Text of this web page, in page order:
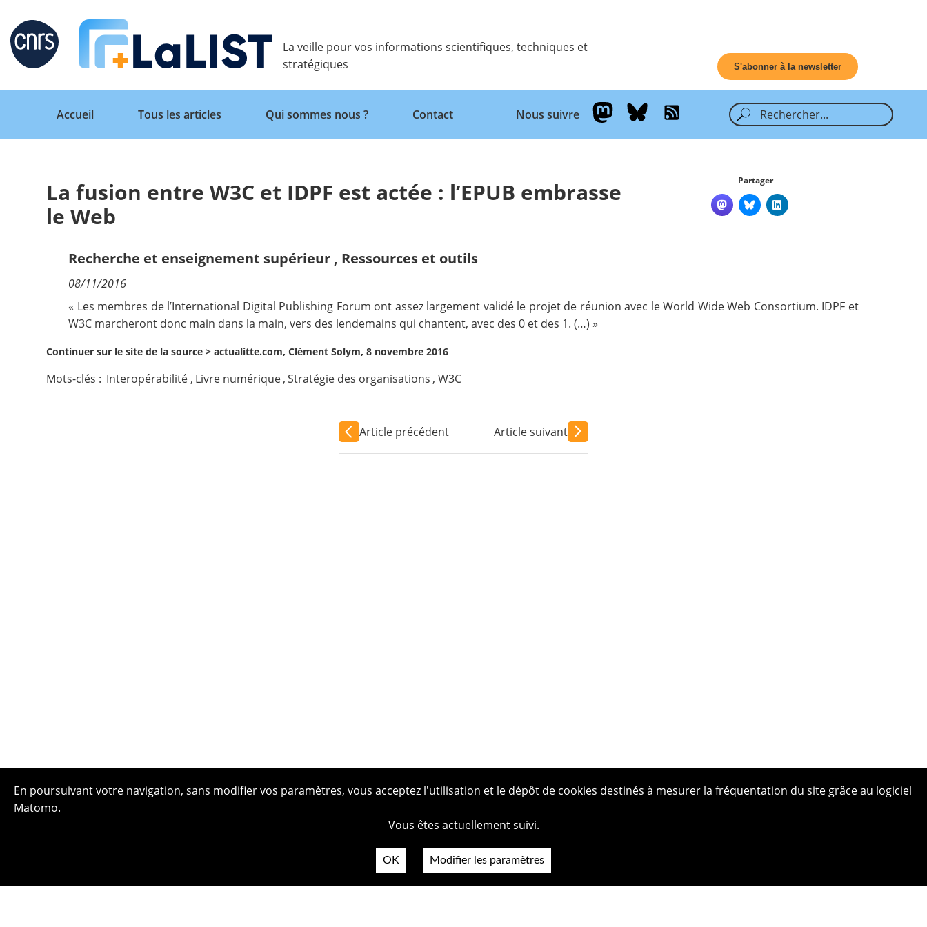
Retour
Accueil
Qui sommes nous ?
Nous suivre
La veille pour vos informations scientifiques, techniques et
stratégiques
S'abonner à la newsletter
Retour
Accueil
Tous les articles Qui sommes nous ? Contact Nous suivre
La fusion entre W3C et IDPF est actée : l’EPUB embrasse
le Web
Partager
Recherche et enseignement supérieur , Ressources et outils
08/11/2016
« Les membres de l’International Digital Publishing Forum ont assez largement validé le projet de réunion avec le World Wide Web Consortium. IDPF et
W3C marcheront donc main dans la main, vers des lendemains qui chantent, avec des 0 et des 1. (…) »
Continuer sur le site de la source >actualitte.com, Clément Solym, 8 novembre 2016
Mots-clés : Interopérabilité , Livre numérique,Stratégie des organisations , W3C
Article précédent Article suivant
En poursuivant votre navigation, sans modifier vos paramètres, vous acceptez l'utilisation et le dépôt de cookies destinés à mesurer la fréquentation du site grâce au logiciel
Matomo.
Vous êtes actuellement suivi.
OK Modifier les paramètres